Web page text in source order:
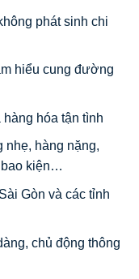
phát sinh chi
hiểu cung đường
hóa tận tình
nhẹ, hàng nặng,
bao kiện…
Gòn và các tỉnh
chủ động thông